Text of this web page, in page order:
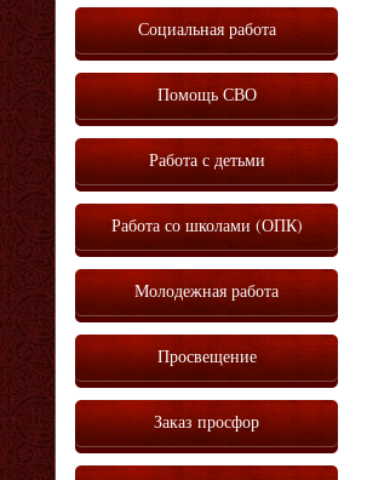
Социальная работа
Помощь СВО
Работа с детьми
Работа со школами (ОПК)
Молодежная работа
Просвещение
Заказ просфор